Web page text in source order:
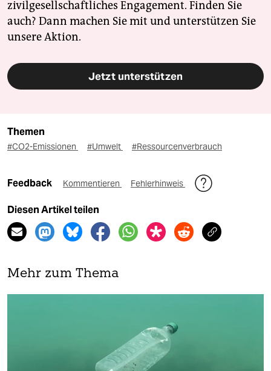
zivilgesellschaftliches Engagement. Finden Sie
auch? Dann machen Sie mit und unterstützen Sie
unsere Aktion.
Jetzt unterstützen
Themen
#CO2-Emissionen #Umwelt #Ressourcenverbrauch
Feedback Kommentieren Fehlerhinweis
Diesen Artikel teilen
Mehr zum Thema